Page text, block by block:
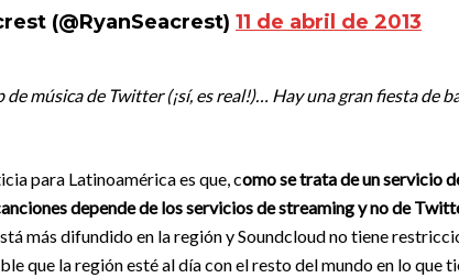
(@RyanSeacrest) 11 de abril de 2013
de música de Twitter (¡sí, es real!)… Hay una gran fiesta de
para Latinoamérica es que, como se trata de un servicio
depende de los servicios de streaming y no de
más difundido en la región y Soundcloud no tiene
que la región esté al día con el resto del mundo en lo que